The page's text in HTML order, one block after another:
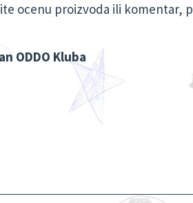
ocenu proizvoda ili komentar,
ODDO Kluba